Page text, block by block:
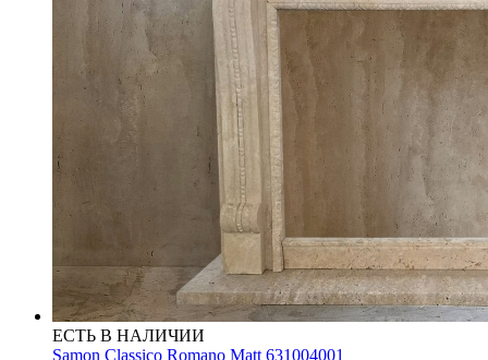
ЕСТЬ В НАЛИЧИИ
Samon Classico Romano Matt 631004001